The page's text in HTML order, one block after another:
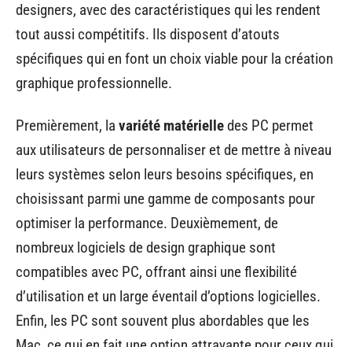
designers, avec des caractéristiques qui les rendent
tout aussi compétitifs. Ils disposent d’atouts
spécifiques qui en font un choix viable pour la création
graphique professionnelle.
Premièrement, la variété matérielledes PC permet
aux utilisateurs de personnaliser et de mettre à niveau
leurs systèmes selon leurs besoins spécifiques, en
choisissant parmi une gamme de composants pour
optimiser la performance. Deuxièmement, de
nombreux logiciels de design graphique sont
compatibles avec PC, offrant ainsi une flexibilité
d’utilisation et un large éventail d’options logicielles.
Enfin, les PC sont souvent plus abordables que les